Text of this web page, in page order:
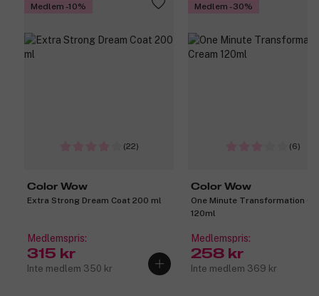
Medlem -10%
(22)
Color Wow
Extra Strong Dream Coat 200 ml
Medlemspris:
315 kr
Inte medlem 350 kr
Medlem -30%
(6)
Color Wow
One Minute Transformation
120ml
Medlemspris:
258 kr
Inte medlem 369 kr